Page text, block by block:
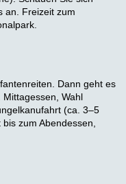
an. Freizeit zum
Dann geht es
Wahl
(ca. 3–5
zum Abendessen,